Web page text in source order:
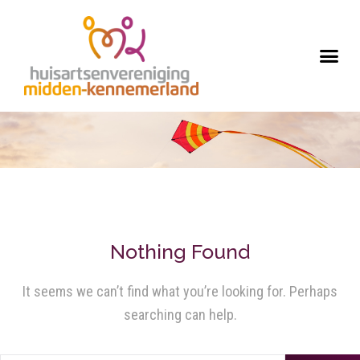
Nothing Found
It seems we can’t find what you’re looking for. Perhaps
searching can help.